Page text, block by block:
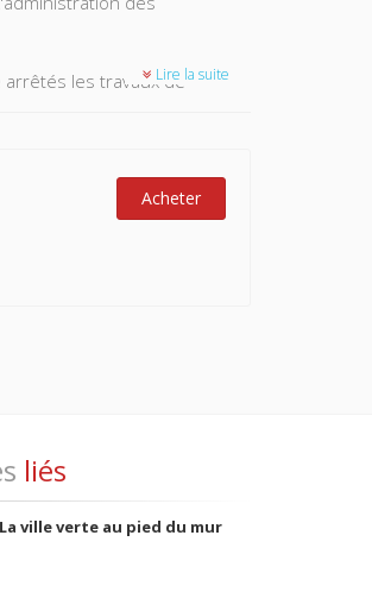
les travaux de
publics des
; la troisième partie
Lire la suite
Acheter
liés
La ville verte au pied du mur